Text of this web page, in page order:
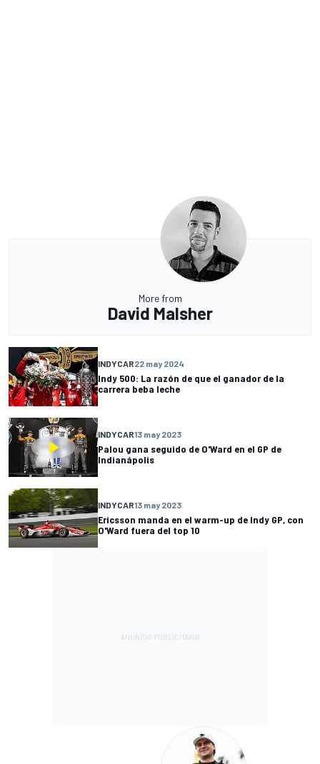
More from
David Malsher
INDYCAR22 may 2024
Indy 500: La razón de que el ganador de la
carrera beba leche
INDYCAR13 may 2023
Palou gana seguido de O'Ward en el GP de
Indianápolis
INDYCAR13 may 2023
Ericsson manda en el warm-up de Indy GP, con
O'Ward fuera del top 10